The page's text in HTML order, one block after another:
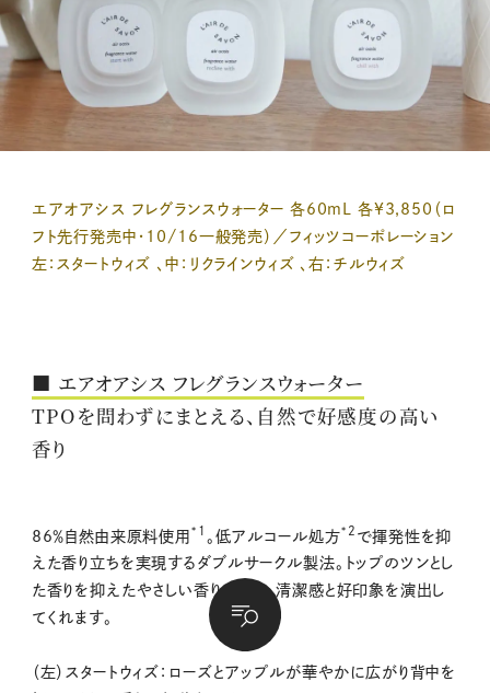
エアオアシス フレグランスウォーター 各60mL 各¥3,850（ロ
フト先行発売中・10/16一般発売）／フィッツコーポレーション
左：スタートウィズ 、中：リクラインウィズ 、右：チルウィズ
■ エアオアシス フレグランスウォーター
TPOを問わずにまとえる、自然で好感度の高い
香り
86％自然由来原料使用 *1 。低アルコール処方*2 で揮発性を抑
えた香り立ちを実現するダブルサークル製法。トップのツンとし
た香りを抑えたやさしい香り立ちで、清潔感と好印象を演出し
てくれます。
（左）スタートウィズ：ローズとアップルが華やかに広がり背中を